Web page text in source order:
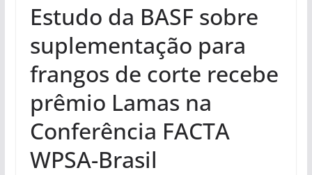
Estudo da BASF sobre
suplementação para
frangos de corte recebe
prêmio Lamas na
Conferência FACTA
WPSA-Brasil